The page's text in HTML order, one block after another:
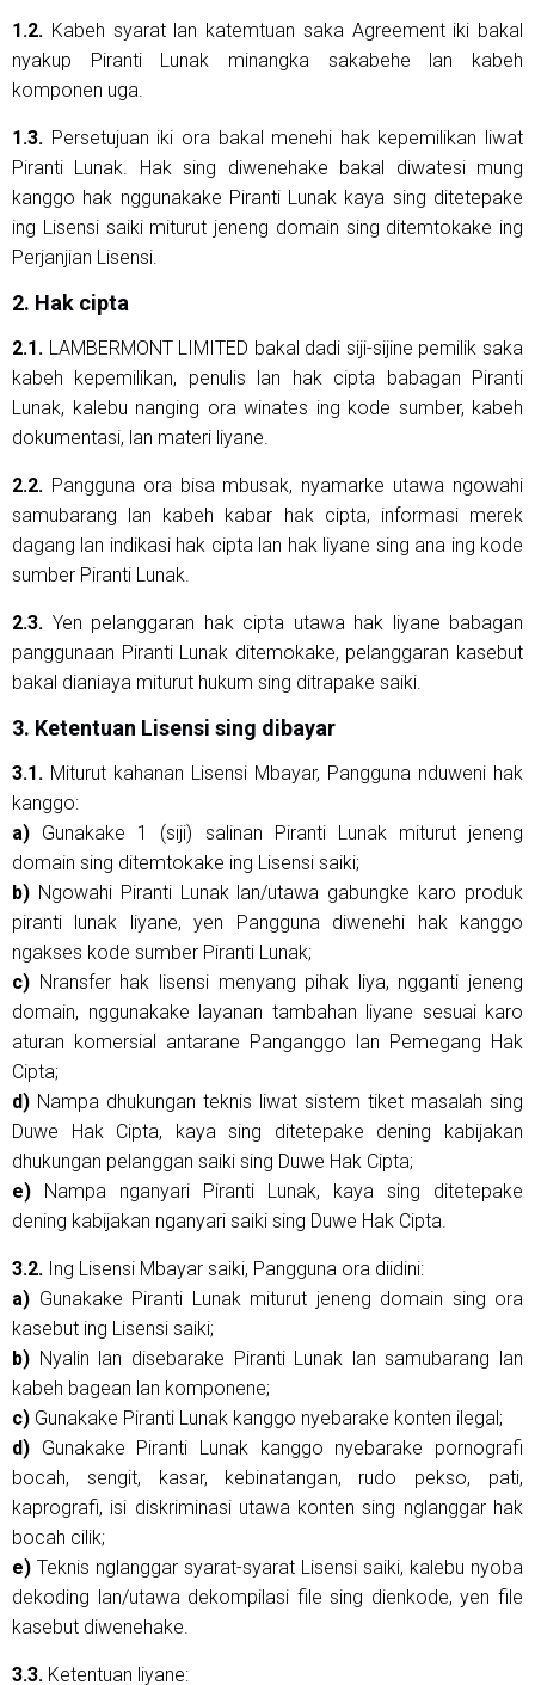
1.2. Kabeh syarat lan katemtuan saka Agreement iki bakal
nyakup Piranti Lunak minangka sakabehe lan kabeh
komponen uga.
1.3. Persetujuan iki ora bakal menehi hak kepemilikan liwat
Piranti Lunak. Hak sing diwenehake bakal diwatesi mung
kanggo hak nggunakake Piranti Lunak kaya sing ditetepake
ing Lisensi saiki miturut jeneng domain sing ditemtokake ing
Perjanjian Lisensi.
2. Hak cipta
2.1. LAMBERMONT LIMITED bakal dadi siji-sijine pemilik saka
kabeh kepemilikan, penulis lan hak cipta babagan Piranti
Lunak, kalebu nanging ora winates ing kode sumber, kabeh
dokumentasi, lan materi liyane.
2.2. Pangguna ora bisa mbusak, nyamarke utawa ngowahi
samubarang lan kabeh kabar hak cipta, informasi merek
dagang lan indikasi hak cipta lan hak liyane sing ana ing kode
sumber Piranti Lunak.
2.3. Yen pelanggaran hak cipta utawa hak liyane babagan
panggunaan Piranti Lunak ditemokake, pelanggaran kasebut
bakal dianiaya miturut hukum sing ditrapake saiki.
3. Ketentuan Lisensi sing dibayar
3.1. Miturut kahanan Lisensi Mbayar, Pangguna nduweni hak
kanggo:
a) Gunakake 1 (siji) salinan Piranti Lunak miturut jeneng
domain sing ditemtokake ing Lisensi saiki;
b) Ngowahi Piranti Lunak lan/utawa gabungke karo produk
piranti lunak liyane, yen Pangguna diwenehi hak kanggo
ngakses kode sumber Piranti Lunak;
c) Nransfer hak lisensi menyang pihak liya, ngganti jeneng
domain, nggunakake layanan tambahan liyane sesuai karo
aturan komersial antarane Panganggo lan Pemegang Hak
Cipta;
d) Nampa dhukungan teknis liwat sistem tiket masalah sing
Duwe Hak Cipta, kaya sing ditetepake dening kabijakan
dhukungan pelanggan saiki sing Duwe Hak Cipta;
e) Nampa nganyari Piranti Lunak, kaya sing ditetepake
dening kabijakan nganyari saiki sing Duwe Hak Cipta.
3.2. Ing Lisensi Mbayar saiki, Pangguna ora diidini:
a) Gunakake Piranti Lunak miturut jeneng domain sing ora
kasebut ing Lisensi saiki;
b) Nyalin lan disebarake Piranti Lunak lan samubarang lan
kabeh bagean lan komponene;
c) Gunakake Piranti Lunak kanggo nyebarake konten ilegal;
d) Gunakake Piranti Lunak kanggo nyebarake pornografi
bocah, sengit, kasar, kebinatangan, rudo pekso, pati,
kaprografi, isi diskriminasi utawa konten sing nglanggar hak
bocah cilik;
e) Teknis nglanggar syarat-syarat Lisensi saiki, kalebu nyoba
dekoding lan/utawa dekompilasi file sing dienkode, yen file
kasebut diwenehake.
3.3. Ketentuan liyane: